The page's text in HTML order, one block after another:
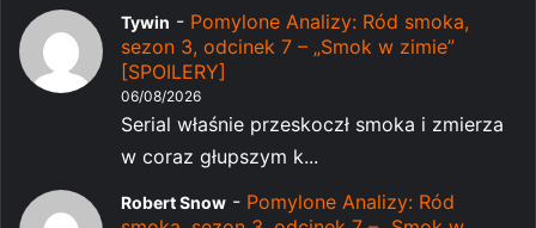
Tywin - Pomylone Analizy: Ród smoka,
sezon 3, odcinek 7 – „Smok w zimie”
[SPOILERY]
06/08/2026
Serial właśnie przeskoczł smoka i zmierza
w coraz głupszym k...
Robert Snow - Pomylone Analizy: Ród